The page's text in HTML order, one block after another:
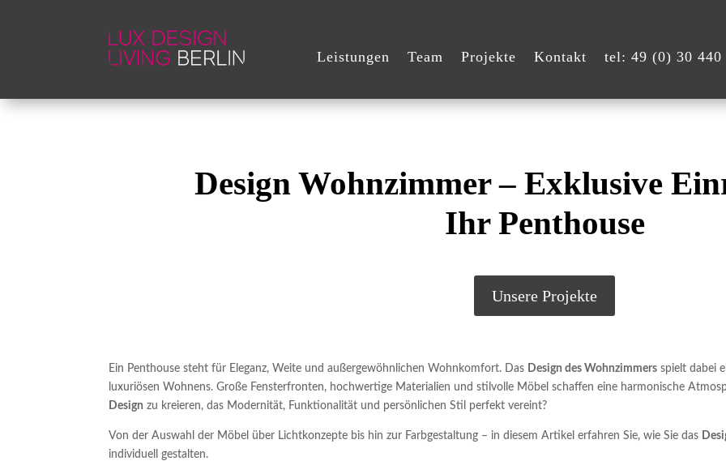
Leistungen Team Projekte Kontakt tel: 49 (0) 30 440
Design Wohnzimmer – Exklusive
Ihr Penthouse
Unsere Projekte
Ein Penthouse steht für Eleganz, Weite und außergewöhnlichen Wohnkomfort. Das Design des Wohnzimmers spielt dabei
luxuriösen Wohnens. Große Fensterfronten, hochwertige Materialien und stilvolle Möbel schaffen eine harmonische
Design zu kreieren, das Modernität, Funktionalität und persönlichen Stil perfekt vereint?
Von der Auswahl der Möbel über Lichtkonzepte bis hin zur Farbgestaltung – in diesem Artikel erfahren Sie, wie Sie das
individuell gestalten.